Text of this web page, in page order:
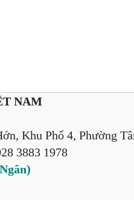
NAM
Khu Phố 4, Phường
3883 1978
)